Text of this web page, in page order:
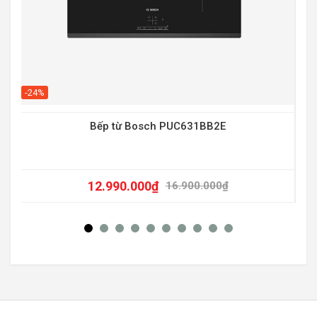
-24%
Bếp từ Bosch PUC631BB2E
16.900.000₫
12.990.000₫